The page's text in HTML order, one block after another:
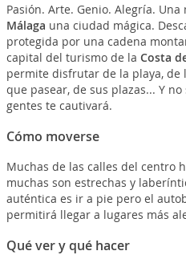
Pasión. Arte. Genio. Alegría.
Málaga una ciudad mágica.
protegida por una cadena
capital del turismo de la Costa
permite disfrutar de la playa, de
que pasear, de sus plazas... Y
gentes te cautivará.
Cómo moverse
Muchas de las calles del centro
muchas son estrechas y
auténtica es ir a pie pero el
permitirá llegar a lugares más
Qué ver y qué hacer